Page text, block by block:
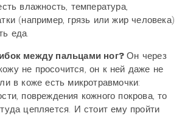
влажность, температура,
(например, грязь или жир человека)
еда.
между пальцами ног?Он через
не просочится, он к ней даже не
в коже есть микротравмочки:
повреждения кожного покрова, то
цепляется. И стоит ему пройти